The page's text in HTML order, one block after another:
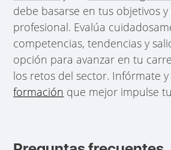
debe basarse en tus objetivos
profesional. Evalúa
competencias, tendencias y
opción para avanzar en tu
los retos del sector. Infórmate
formación que mejor impulse